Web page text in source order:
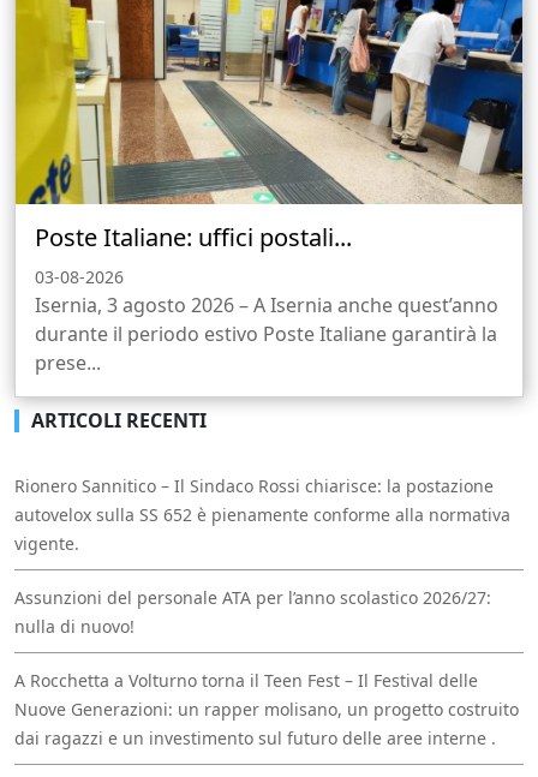
Poste Italiane: uffici postali...
03-08-2026
Isernia, 3 agosto 2026 – A Isernia anche quest’anno
durante il periodo estivo Poste Italiane garantirà la
prese...
ARTICOLI RECENTI
Rionero Sannitico – Il Sindaco Rossi chiarisce: la postazione
autovelox sulla SS 652 è pienamente conforme alla normativa
vigente.
Assunzioni del personale ATA per l’anno scolastico 2026/27:
nulla di nuovo!
A Rocchetta a Volturno torna il Teen Fest – Il Festival delle
Nuove Generazioni: un rapper molisano, un progetto costruito
dai ragazzi e un investimento sul futuro delle aree interne .